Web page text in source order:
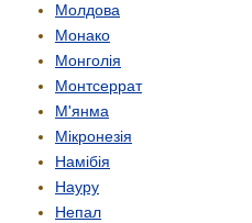
Молдова
Монако
Монголія
Монтсеррат
М'янма
Мікронезія
Намібія
Науру
Непал